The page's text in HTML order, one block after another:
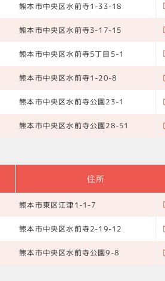
熊本市中央区水前寺1-33-18
熊本市中央区水前寺3-17-15
熊本市中央区水前寺5丁目5-1
熊本市中央区水前寺1-20-8
熊本市中央区水前寺公園23-1
熊本市中央区水前寺公園28-51
住所
熊本市東区江津1-1-7
熊本市中央区水前寺2-19-12
熊本市中央区水前寺公園9-8